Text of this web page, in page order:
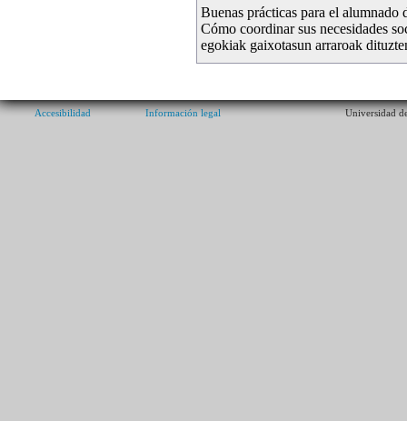
Buenas prácticas para el alumnado
Cómo coordinar sus necesidades
egokiak gaixotasun arraroak
Accesibilidad Información legal Universidad